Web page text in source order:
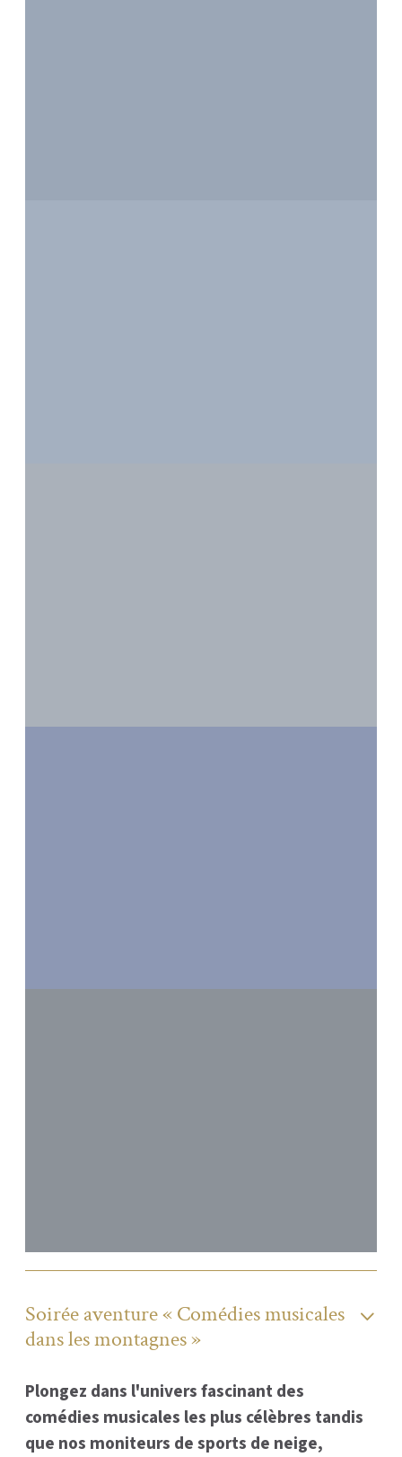
Soirée aventure « Comédies musicales
dans les montagnes »
Plongez dans l'univers fascinant des
comédies musicales les plus célèbres tandis
que nos moniteurs de sports de neige,